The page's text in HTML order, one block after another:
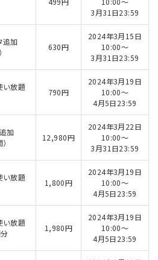
3月31日23:59
追加
630円
2024年3月15日
10:00～
3月31日23:59
い放題
790円
2024年3月19日
10:00～
4月5日23:59
加
12,980円
2024年3月22日
10:00～
3月31日23:59
い放題
1,800円
2024年3月19日
10:00～
4月5日23:59
い放題
1,980円
2024年3月19日
10:00～
4月5日23:59